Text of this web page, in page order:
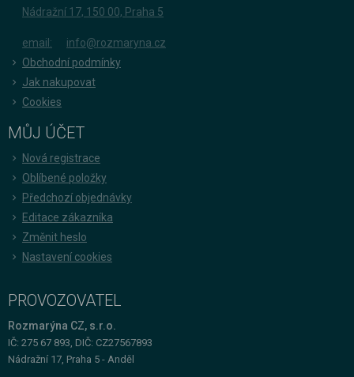
Nádražní 17, 150 00, Praha 5
email:
info@rozmaryna.cz
Obchodní podmínky
Jak nakupovat
Cookies
MŮJ ÚČET
Nová registrace
Oblíbené položky
Předchozí objednávky
Editace zákazníka
Změnit heslo
Nastavení cookies
PROVOZOVATEL
Rozmarýna CZ, s.r.o.
IČ: 275 67 893, DIČ: CZ27567893
Nádražní 17, Praha 5 - Anděl